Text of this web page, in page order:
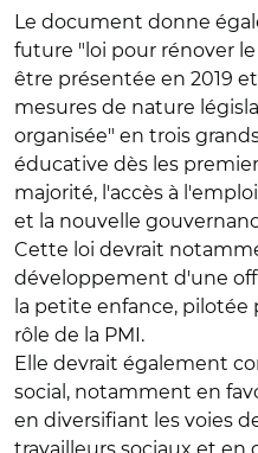
Le document donne
future "loi pour rénover
être présentée en 2019
mesures de nature
organisée" en trois
éducative dès les
majorité, l'accès à
et la nouvelle
Cette loi devrait
développement d'une
la petite enfance, pilotée
rôle de la PMI.
Elle devrait également
social, notamment en
en diversifiant les voies